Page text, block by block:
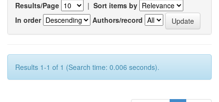
Results/Page | Sort items by
In order
Authors/record
Results 1-1 of 1 (Search time: 0.006 seconds).